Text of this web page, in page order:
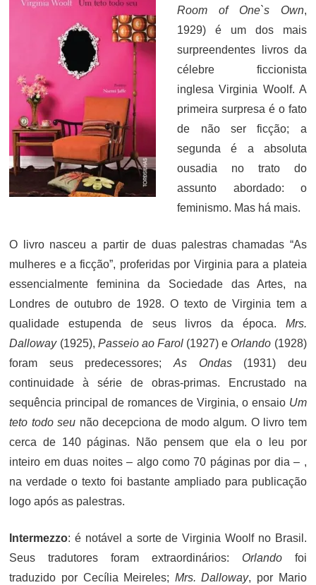
Room of One`s Own,
1929) é um dos mais
surpreendentes livros da
célebre ficcionista
inglesa Virginia Woolf. A
primeira surpresa é o fato
de não ser ficção; a
segunda é a absoluta
ousadia no trato do
assunto abordado: o
feminismo. Mas há mais.
O livro nasceu a partir de duas palestras chamadas “As
mulheres e a ficção”, proferidas por Virginia para a plateia
essencialmente feminina da Sociedade das Artes, na
Londres de outubro de 1928. O texto de Virginia tem a
qualidade estupenda de seus livros da época. Mrs.
Dalloway(1925), Passeio ao Farol (1927) e Orlando (1928)
foram seus predecessores;As Ondas (1931) deu
continuidade à série de obras-primas. Encrustado na
sequência principal de romances de Virginia, o ensaio Um
teto todo seu não decepciona de modo algum. O livro tem
cerca de 140 páginas. Não pensem que ela o leu por
inteiro em duas noites – algo como 70 páginas por dia – ,
na verdade o texto foi bastante ampliado para publicação
logo após as palestras.
Intermezzo: é notável a sorte de Virginia Woolf no Brasil.
Seus tradutores foram extraordinários: Orlando foi
traduzido por Cecília Meireles; Mrs. Dalloway, por Mario